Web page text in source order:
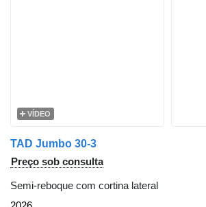
VÍDEO
TAD Jumbo 30-3
Preço sob consulta
Semi-reboque com cortina lateral